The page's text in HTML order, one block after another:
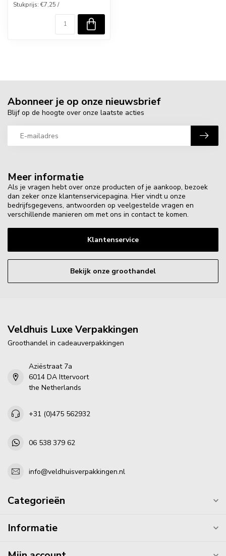
Stukprijs: €7,25 /
Meer informatie
Als je vragen hebt over onze producten of je aankoop, bezoek
dan zeker onze klantenservicepagina. Hier vindt u onze
bedrijfsgegevens, antwoorden op veelgestelde vragen en
verschillende manieren om met ons in contact te komen.
Klantenservice
Bekijk onze groothandel
Abonneer je op onze nieuwsbrief
Blijf op de hoogte over onze laatste acties
Veldhuis Luxe Verpakkingen
Groothandel in cadeauverpakkingen
Aziëstraat 7a
6014 DA Ittervoort
the Netherlands
+31 (0)475 562932
06 538 379 62
info@veldhuisverpakkingen.nl
Categorieën
Informatie